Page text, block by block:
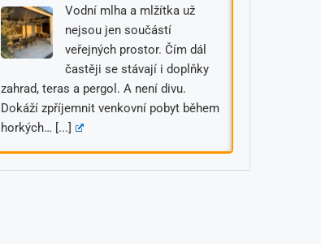
Vodní mlha a mlžítka už
nejsou jen součástí
veřejných prostor. Čím dál
častěji se stávají i doplňky
zahrad, teras a pergol. A není divu.
Dokáží zpříjemnit venkovní pobyt během
horkých… [...]